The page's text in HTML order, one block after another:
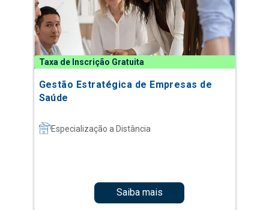
Taxa de Inscrição Gratuita
Gestão Estratégica de Empresas de
Saúde
Especialização a Distância
Saiba mais